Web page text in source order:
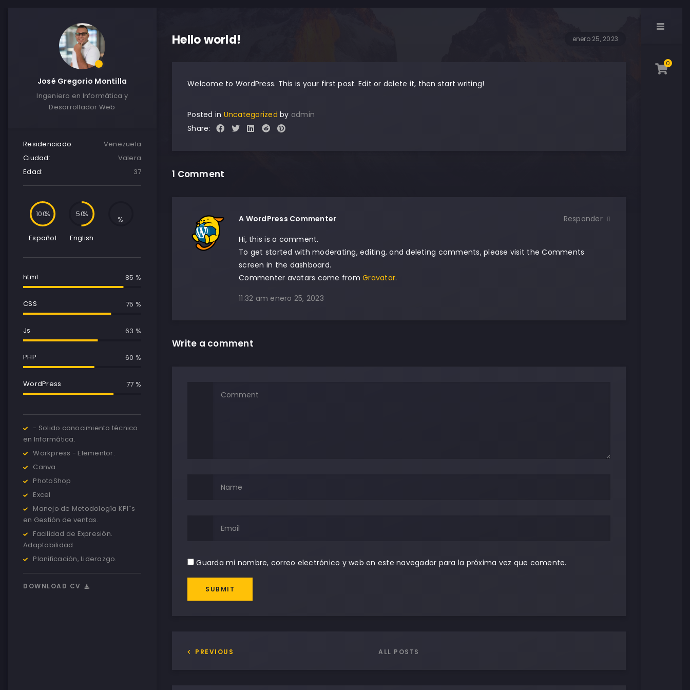
José Gregorio Montilla
Ingeniero en Informática y
Desarrollador Web
Residenciado:
Venezuela
Ciudad:
Valera
Edad:
37
100
Español
50
English
html 85 %
CSS 75 %
Js 65 %
PHP 65 %
WordPress 90 %
- Solido conocimiento técnico
en Informática.
Workpress - Elementor.
Canva.
PhotoShop
Excel
Manejo de Metodología KPI´s
en Gestión de ventas.
Facilidad de Expresión.
Adaptabilidad.
Planificación, Liderazgo.
DOWNLOAD CV
0
Hello world! enero 25, 2023
Welcome to WordPress. This is your first post. Edit or delete it, then start writing!
Posted in Uncategorized by admin
Share:
1 Comment
A WordPress Commenter
Hi, this is a comment.
To get started with moderating, editing, and deleting comments, please visit the Comments
screen in the dashboard.
Commenter avatars come from Gravatar.
11:32 am enero 25, 2023
Responder
Write a comment
Guarda mi nombre, correo electrónico y web en este navegador para la próxima vez que comente.
SUBMIT
PREVIOUS ALL POSTS